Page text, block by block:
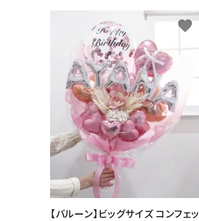
ご利用シーンから探す
商品タイプから探す
価格から探す
ガイドライン
ACCOUNT MENU
ようこそ ゲスト 様
【バルーン】ビッグサイズ コンフェッ
favorite